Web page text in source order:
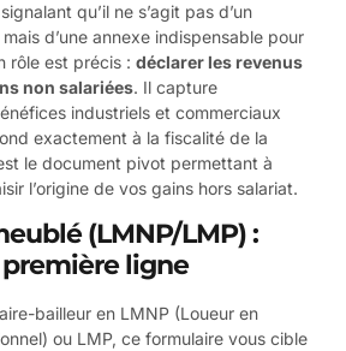
qu’il ne s’agit pas d’un
d’une annexe indispensable pour
rôle est précis : déclarer les revenus
non salariées. Il capture
industriels et commerciaux
exactement à la fiscalité de la
le document pivot permettant à
l’origine de vos gains hors salariat.
(LMNP/LMP) :
ligne
bailleur en LMNP (Loueur en
ou LMP, ce formulaire vous cible